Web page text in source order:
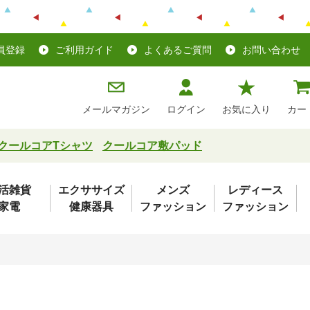
登録 ご利用ガイド よくあるご質問 お問い合わせ
メールマガジン ログイン お気に入り カー
ールコアTシャツ クールコア敷パッド
雑貨
電
エクササイズ
健康器具
メンズ
ファッション
レディース
ファッション